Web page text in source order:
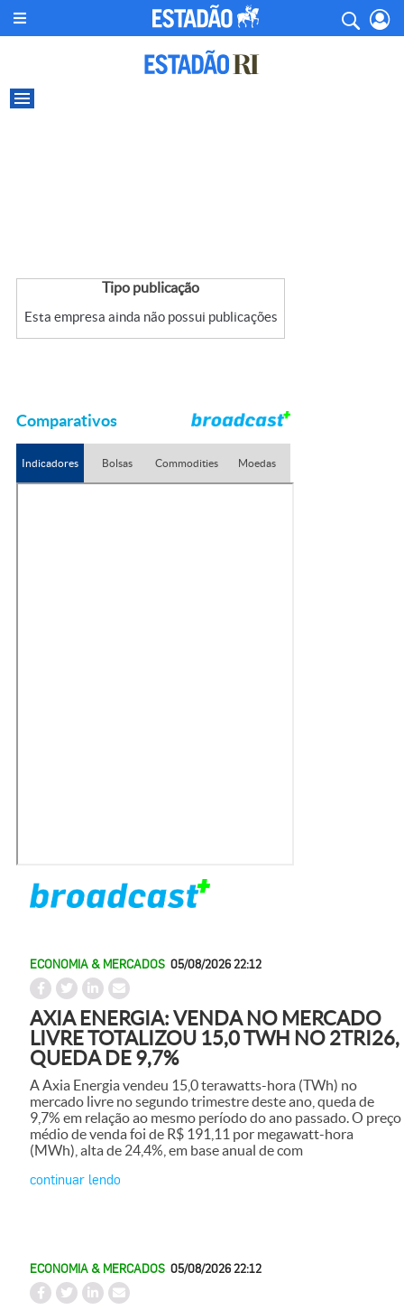
Tipo publicação
Esta empresa ainda não possui publicações
Comparativos
Indicadores Bolsas Commodities Moedas
ECONOMIA & MERCADOS 05/08/2026 22:12
AXIA ENERGIA: VENDA NO MERCADO
LIVRE TOTALIZOU 15,0 TWH NO 2TRI26,
QUEDA DE 9,7%
A Axia Energia vendeu 15,0 terawatts-hora (TWh) no
mercado livre no segundo trimestre deste ano, queda de
9,7% em relação ao mesmo período do ano passado. O preço
médio de venda foi de R$ 191,11 por megawatt-hora
(MWh), alta de 24,4%, em base anual de com
continuar lendo
ECONOMIA & MERCADOS 05/08/2026 22:12